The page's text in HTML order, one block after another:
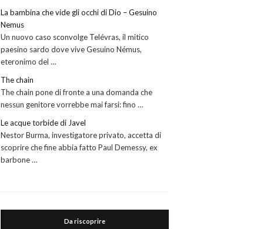
La bambina che vide gli occhi di Dio – Gesuino
Nemus
Un nuovo caso sconvolge Telévras, il mitico
paesino sardo dove vive Gesuino Némus,
eteronimo del …
The chain
The chain pone di fronte a una domanda che
nessun genitore vorrebbe mai farsi: fino …
Le acque torbide di Javel
Nestor Burma, investigatore privato, accetta di
scoprire che fine abbia fatto Paul Demessy, ex
barbone …
Da riscoprire